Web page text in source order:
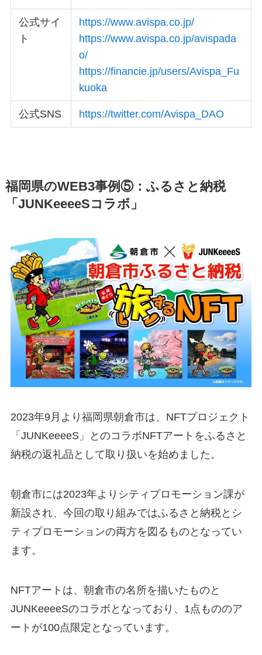
公式サイ
ト
https://www.avispa.co.jp/
https://www.avispa.co.jp/avispada
o/
https://financie.jp/users/Avispa_Fu
kuoka
公式SNS https://twitter.com/Avispa_DAO
福岡県のWEB3事例⑤：ふるさと納税
「JUNKeeeeSコラボ」
2023年9月より福岡県朝倉市は、NFTプロジェクト
「JUNKeeeeS」とのコラボNFTアートをふるさと
納税の返礼品として取り扱いを始めました。
朝倉市には2023年よりシティプロモーション課が
新設され、今回の取り組みではふるさと納税とシ
ティプロモーションの両方を図るものとなってい
ます。
NFTアートは、朝倉市の名所を描いたものと
JUNKeeeeSのコラボとなっており、1点もののア
ートが100点限定となっています。